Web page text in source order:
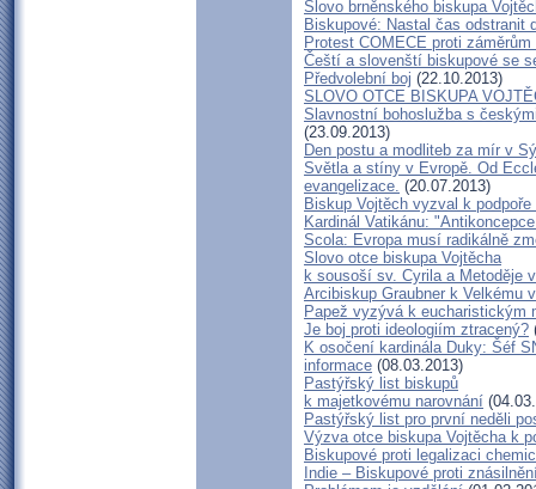
Slovo brněnského biskupa
Biskupové: Nastal čas odstranit
Protest COMECE proti záměrům
Čeští a slovenští biskupové se
Předvolební boj (22.10.2013)
SLOVO OTCE BISKUPA
Slavnostní bohoslužba s
(23.09.2013)
Den postu a modliteb za mír v
Světla a stíny v Evropě. Od
evangelizace. (20.07.2013)
Biskup Vojtěch vyzval k
Kardinál Vatikánu:
Scola: Evropa musí radikálně
Slovo otce biskupa Vojtěcha
k sousoší sv. Cyrila a Metoděje
Arcibiskup Graubner k Velkému
Papež vyzývá k eucharistickým
Je boj proti ideologiím ztracený?
K osočení kardinála Duky: Šéf
informace (08.03.2013)
Pastýřský list biskupů
k majetkovému narovnání
Pastýřský list pro první neděli
Výzva otce biskupa Vojtěcha k
Biskupové proti legalizaci
Indie – Biskupové proti